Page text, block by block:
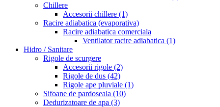
Chillere
Accesorii chillere (1)
Racire adiabatica (evaporativa)
Racire adiabatica comerciala
Ventilator racire adiabatica (1)
Hidro / Sanitare
Rigole de scurgere
Accesorii rigole (2)
Rigole de dus (42)
Rigole ape pluviale (1)
Sifoane de pardoseala (10)
Dedurizatoare de apa (3)